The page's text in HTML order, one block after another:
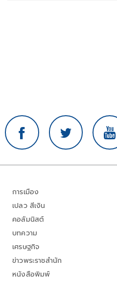
การเมือง
เปลว สีเงิน
คอลัมนิสต์
บทความ
เศรษฐกิจ
ข่าวพระราชสำนัก
หนังสือพิมพ์